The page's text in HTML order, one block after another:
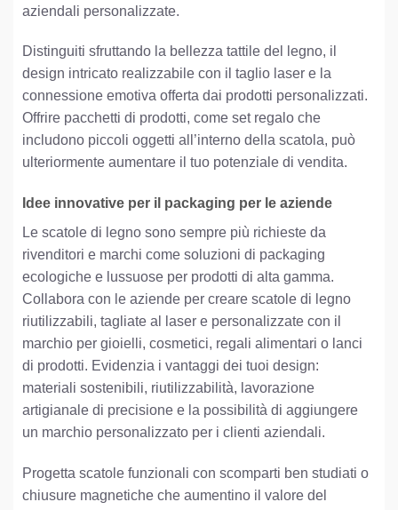
aziendali personalizzate.
Distinguiti sfruttando la bellezza tattile del legno, il
design intricato realizzabile con il taglio laser e la
connessione emotiva offerta dai prodotti personalizzati.
Offrire pacchetti di prodotti, come set regalo che
includono piccoli oggetti all’interno della scatola, può
ulteriormente aumentare il tuo potenziale di vendita.
Idee innovative per il packaging per le aziende
Le scatole di legno sono sempre più richieste da
rivenditori e marchi come soluzioni di packaging
ecologiche e lussuose per prodotti di alta gamma.
Collabora con le aziende per creare scatole di legno
riutilizzabili, tagliate al laser e personalizzate con il
marchio per gioielli, cosmetici, regali alimentari o lanci
di prodotti. Evidenzia i vantaggi dei tuoi design:
materiali sostenibili, riutilizzabilità, lavorazione
artigianale di precisione e la possibilità di aggiungere
un marchio personalizzato per i clienti aziendali.
Progetta scatole funzionali con scomparti ben studiati o
chiusure magnetiche che aumentino il valore del